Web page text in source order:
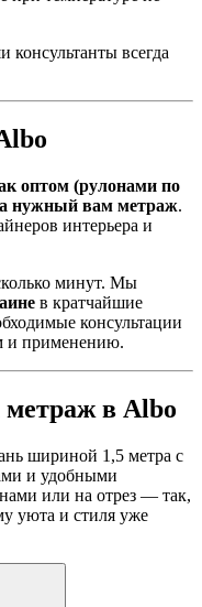
всегда
оптом (рулонами по
нужный вам метраж.
интерьера и
минут. Мы
в кратчайшие
консультации
и применению.
в Albo
шириной 1,5 метра с
и удобными
или на отрез — так,
уюта и стиля уже